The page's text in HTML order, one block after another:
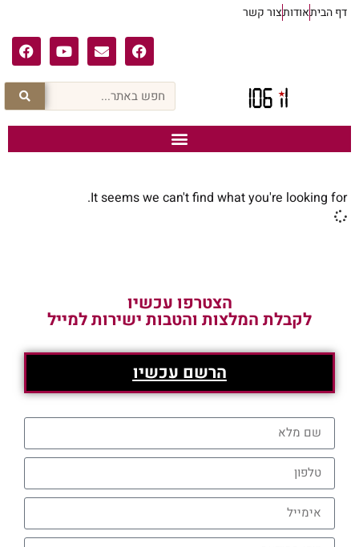
דף הביתאודותצור קשר
It seems we can't find what you're looking for.
הצטרפו עכשיו
לקבלת המלצות והטבות ישירות למייל
הרשם עכשיו